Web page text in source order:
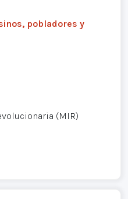
pobladores y
(MIR)